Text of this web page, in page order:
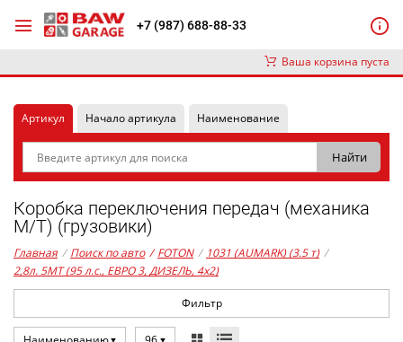
+7 (987) 688-88-33
Ваша корзина пуста
Артикул Начало артикула Наименование
Коробка переключения передач (механика
М/Т) (грузовики)
Главная / Поиск по авто / FOTON / 1031 (AUMARK) (3.5 т) /
2,8л. 5MT (95 л.с., ЕВРО 3, ДИЗЕЛЬ, 4x2)
Фильтр